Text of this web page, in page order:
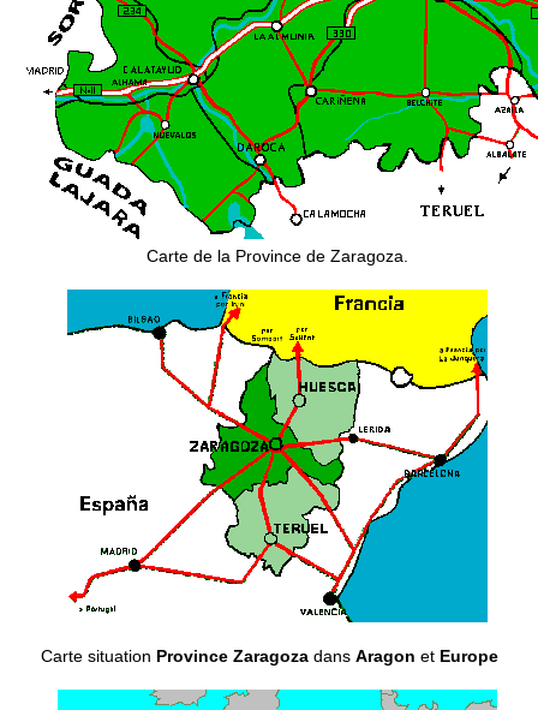
Carte de la Province de Zaragoza.
Carte situation Province Zaragozadans Aragon et Europe